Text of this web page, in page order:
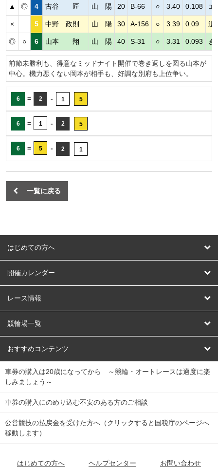
▲ ◎ 4 古谷 匠 山 陽 20 B-66 ○ 3.40 0.108 エ
× 5 中野 政則 山 陽 30 A-156 ○ 3.39 0.09 追
◎ ○ 6 山本 翔 山 陽 40 S-31 ○ 3.31 0.093 き
前節未勝利も、得意なミッドナイト開催で巻き返しを図る山本が
中心。機力悪くない岡本が相手も、好調な別府も上位争い。
6 = 2 - 1 5
6 = 1 - 2 5
6 = 5 - 2 1
一覧に戻る
はじめての方へ
はじめての方へ
開催カレンダー
競輪
オートレース
競輪くじ
Dokanto!
チャリロトプラザ
レース情報
レース予想
レース結果
キャリーオーバー一覧
競輪場一覧
北日本 函館競輪場
関
東
弥彦競輪場 前橋競輪場 取手競輪場 宇都宮競輪場
関
東
小田原競輪場
名古屋競輪場 岐阜競輪場 大垣競輪場 豊橋競輪場
おすすめコンテンツ
競輪選手情報
Perfecta Navi
netkeirin
車券の購入は20歳になってから ～競輪・オートレースは適度に楽
しみましょう～
車券の購入にのめり込む不安のある方のご相談
公営競技の払戻金を受けた方へ（クリックすると国税庁のページへ
移動します）
はじめての方へ ヘルプセンター お問い合わせ